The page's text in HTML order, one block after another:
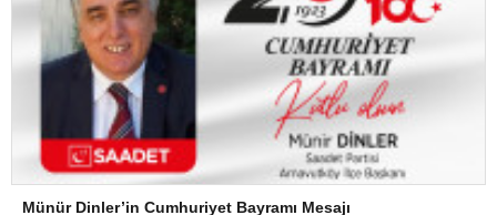
Münür Dinler’in Cumhuriyet Bayramı Mesajı